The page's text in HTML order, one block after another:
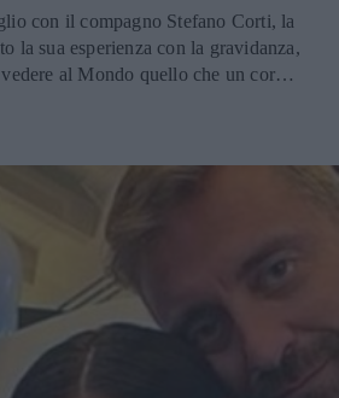
con il compagno Stefano Corti, la
la sua esperienza con la gravidanza,
al Mondo quello che un corpo